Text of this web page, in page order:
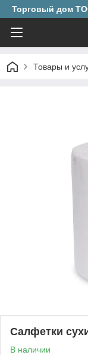
Торговый дом
Товары и
Салфетки
В наличии